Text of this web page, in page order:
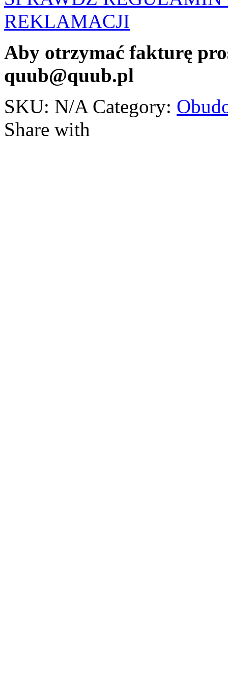
REKLAMACJI
Aby otrzymać fakturę
quub@quub.pl
SKU: N/A Category:
Share with